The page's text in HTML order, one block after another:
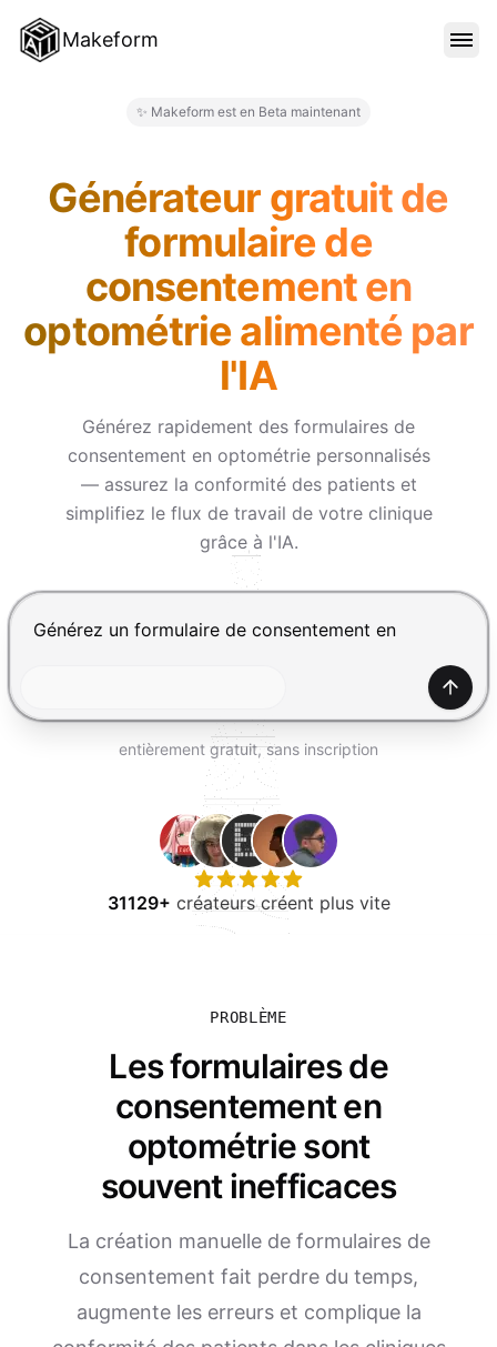
Makeform
TARIFS
SE CONNECTER
ESSAYER GRATUITEMENT
✨ Makeform est en Beta maintenant
Générateur gratuit de
formulaire de
consentement en
optométrie alimenté par
l'IA
Générez rapidement des formulaires de
consentement en optométrie personnalisés
— assurez la conformité des patients et
simplifiez le flux de travail de votre clinique
grâce à l'IA.
Appuyez sur Entrée pour envoyer, Maj+Entrée pour
entièrement gratuit, sans inscription
31129+ créateurs créent plus vite
PROBLÈME
Les formulaires de
consentement en
optométrie sont
souvent inefficaces
La création manuelle de formulaires de
consentement fait perdre du temps,
augmente les erreurs et complique la